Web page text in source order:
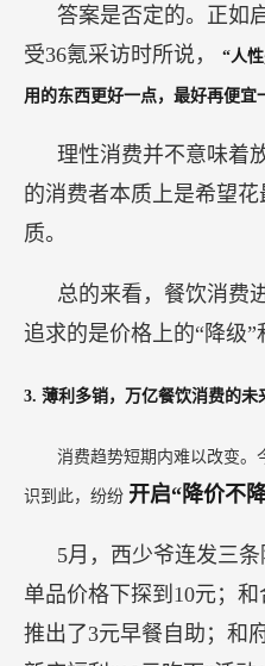
答案是否定的。正如
受36氪采访时所说，
“人
用的东西更好一点，最好再便宜
理性消费并不意味着
的消费者本质上是希望
质。
总的来看，餐饮消费
追求的是价格上的“降级”
3. 薄利多销，万亿餐饮消费的未
消费趋势短期内难以改变。
识到此，纷纷 开启“降价不
5月，西少爷连发三
单品价格下探到10元；
推出了3元早餐自助；和